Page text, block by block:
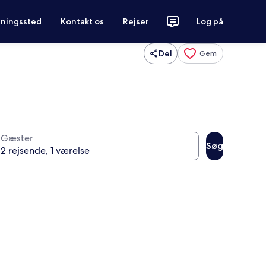
Kontakt os Rejser Log på
Del Gem
Gæster
Søg